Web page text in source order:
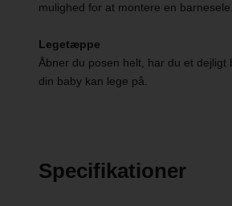
mulighed for at montere en barnesele.
Legetæppe
Åbner du posen helt, har du et
din baby kan lege på.
Specifikationer